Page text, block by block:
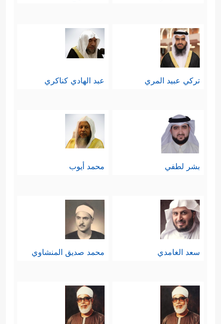
تركي عبيد المري عبد الهادي كناكري
بشر لطفي محمد أيوب
سعد الغامدي محمد صديق المنشاوي